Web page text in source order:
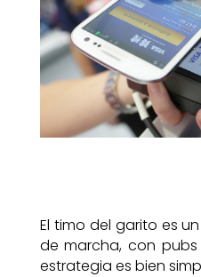
El timo del garito es
de marcha, con
estrategia es bien